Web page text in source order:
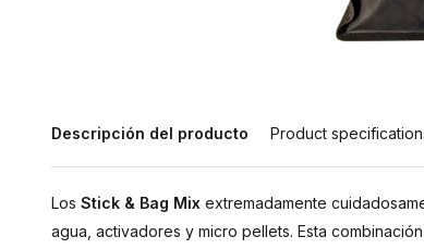
Descripción del producto Product
Los Stick & Bag Mix extremadamente
agua, activadores y micro pellets. Esta